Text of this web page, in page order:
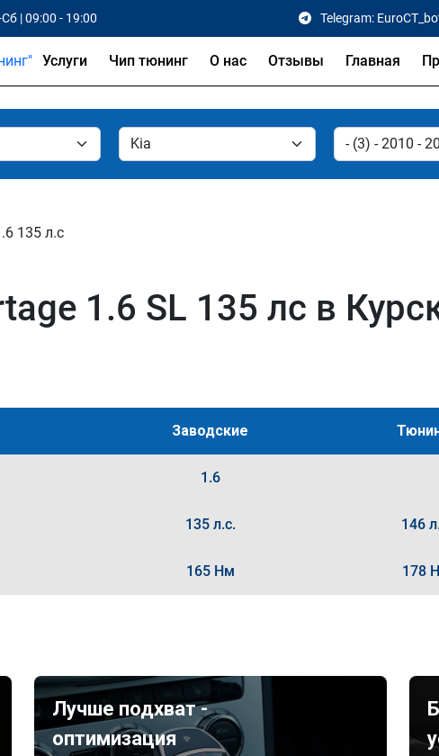
| 09:00 - 19:00 Telegram:
Услуги Чип тюнинг О нас Отзывы Главная
135 л.с
1.6 SL 135 лс в
Заводские
1.6
135 л.с. 146
165 Нм 178
Лучше подхват -
оптимизация